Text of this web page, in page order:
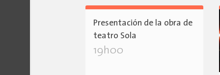
Presentación de la obra de
teatro Sola
19h00